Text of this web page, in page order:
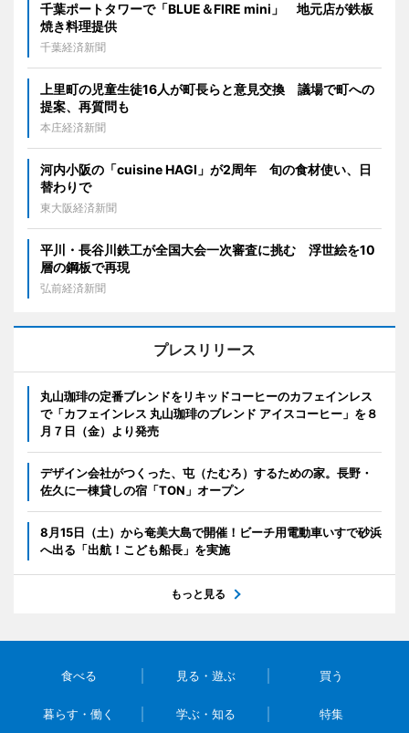
千葉ポートタワーで「BLUE＆FIRE mini」 地元店が鉄板
焼き料理提供
千葉経済新聞
上里町の児童生徒16人が町長らと意見交換 議場で町への
提案、再質問も
本庄経済新聞
河内小阪の「cuisine HAGI」が2周年 旬の食材使い、日
替わりで
東大阪経済新聞
平川・長谷川鉄工が全国大会一次審査に挑む 浮世絵を10
層の鋼板で再現
弘前経済新聞
プレスリリース
丸山珈琲の定番ブレンドをリキッドコーヒーのカフェインレス
で「カフェインレス 丸山珈琲のブレンド アイスコーヒー」を８
月７日（金）より発売
デザイン会社がつくった、屯（たむろ）するための家。長野・
佐久に一棟貸しの宿「TON」オープン
8月15日（土）から奄美大島で開催！ビーチ用電動車いすで砂浜
へ出る「出航！こども船長」を実施
もっと見る
食べる 見る・遊ぶ 買う
暮らす・働く 学ぶ・知る 特集